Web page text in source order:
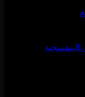
البنفسجية